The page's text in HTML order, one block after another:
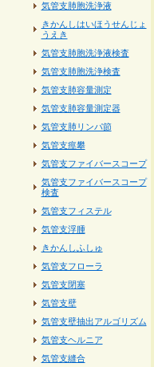
気管支肺胞洗浄液
きかんしはいほうせんじょ
うえき
気管支肺胞洗浄液検査
気管支肺胞洗浄検査
気管支肺容量測定
気管支肺容量測定器
気管支肺リンパ節
気管支痙攀
気管支ファイバースコープ
気管支ファイバースコープ
検査
気管支フィステル
気管支浮腫
きかんしふしゅ
気管支フローラ
気管支閉塞
気管支壁
気管支壁抽出アルゴリズム
気管支ヘルニア
気管支縫合